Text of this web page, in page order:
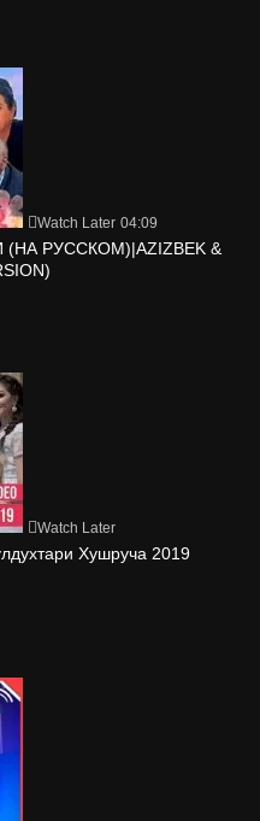
Watch Later 04:09
РУССКОМ)|AZIZBEK &
Watch Later
Хушруча 2019